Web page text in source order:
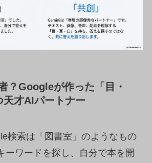
？Googleが作った「目・
天才AIパートナー
検索は「図書室」のようなもの
ーワードを探し、自分で本を開